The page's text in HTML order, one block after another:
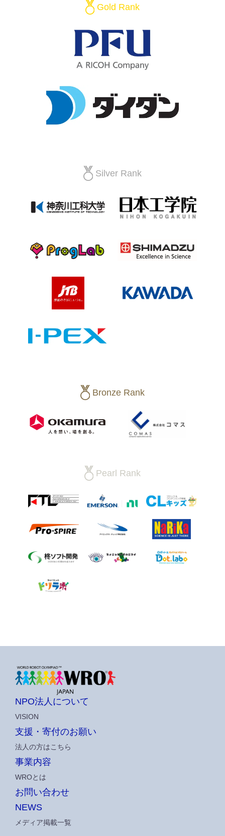
Gold Rank
Silver Rank
Bronze Rank
Pearl Rank
NPO法人について
VISION
支援・寄付のお願い
法人の方はこちら
事業内容
WROとは
お問い合わせ
NEWS
メディア掲載一覧